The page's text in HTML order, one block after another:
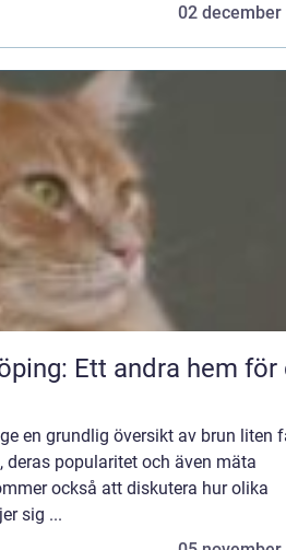
02 december
Ett andra hem för
en grundlig översikt av brun liten
popularitet och även mäta
också att diskutera hur olika
sig ...